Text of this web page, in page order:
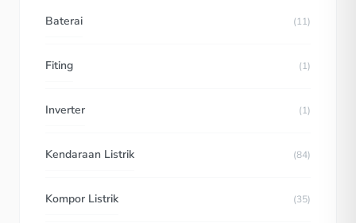
Baterai (11)
Fiting (1)
Inverter (1)
Kendaraan Listrik (84)
Kompor Listrik (35)